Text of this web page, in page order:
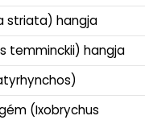
striata) hangja
temminckii) hangja
(Ixobrychus